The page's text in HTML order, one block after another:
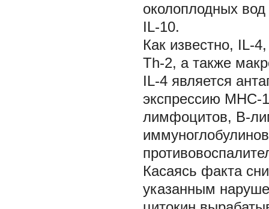
околоплодных
IL-10.
Как известно, IL-
Th-2, а также
IL-4 является
экспрессию МНС-
лимфоцитов, В-
Касаясь факта
указанным